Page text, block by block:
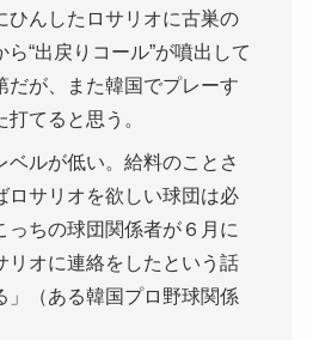
ひんしたロサリオに古巣の
“出戻りコール”が噴出して
だが、また韓国でプレーす
てると思う。
ベルが低い。給料のことさ
ロサリオを欲しい球団は必
っちの球団関係者が６月に
リオに連絡をしたという話
」（ある韓国プロ野球関係